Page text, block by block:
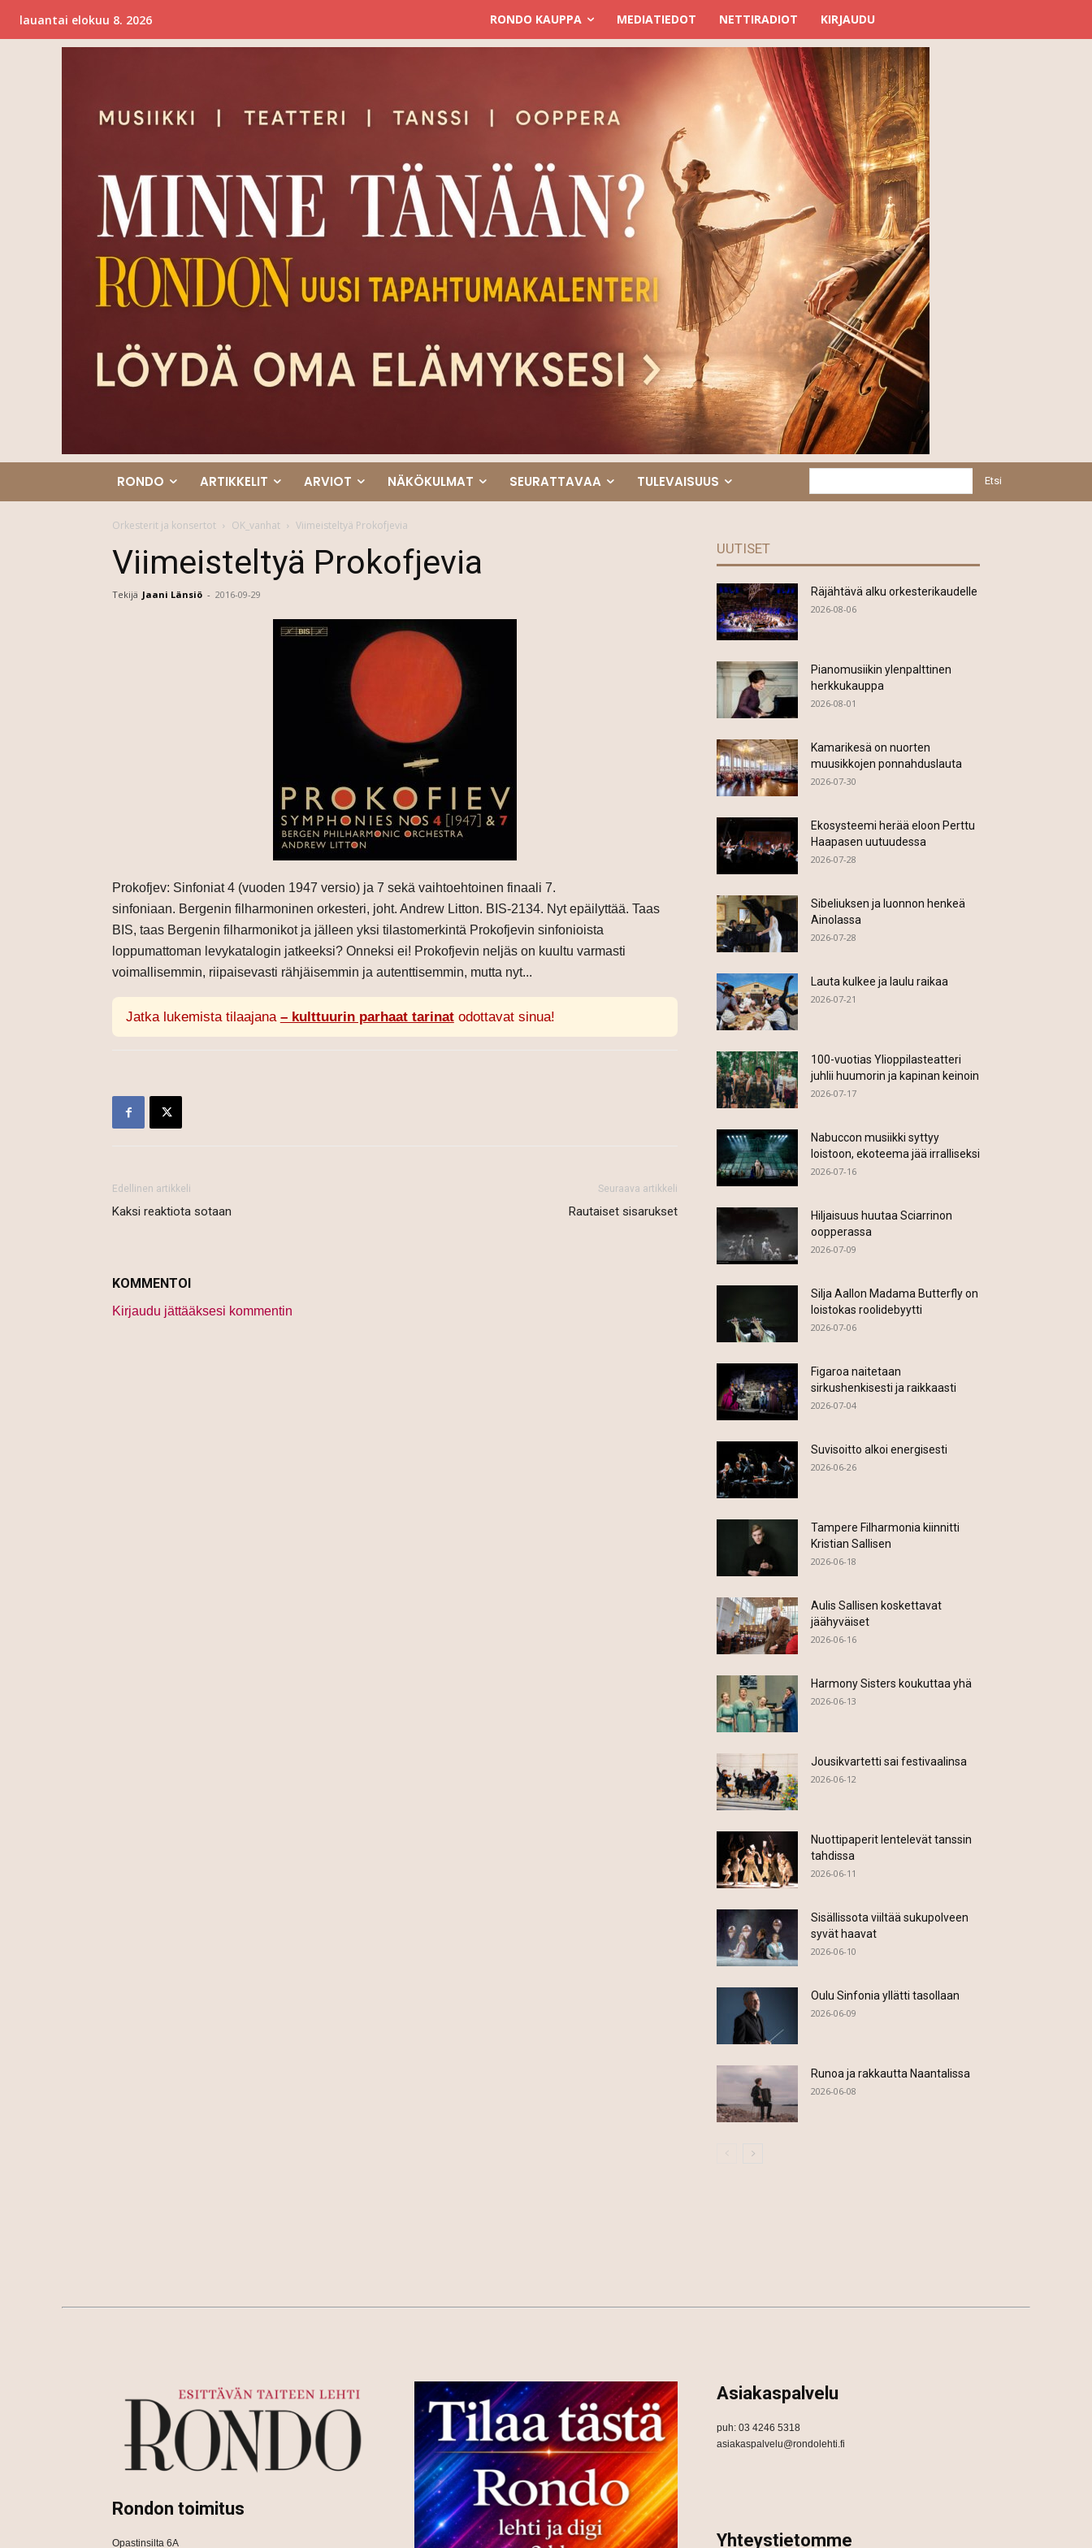
lauantai elokuu 8. 2026 RONDO KAUPPA MEDIATIEDOT NETTIRADIOT KIRJAUDU
RONDO ARTIKKELIT ARVIOT NÄKÖKULMAT SEURATTAVAA TULEVAISUUS Etsi
Orkesterit ja konsertot OK_vanhat Viimeisteltyä Prokofjevia
Viimeisteltyä Prokofjevia
Tekijä Jaani Länsiö - 2016-09-29
Prokofjev: Sinfoniat 4 (vuoden 1947 versio) ja 7 sekä vaihtoehtoinen finaali 7.
sinfoniaan. Bergenin filharmoninen orkesteri, joht. Andrew Litton. BIS-2134. Nyt epäilyttää. Taas
BIS, taas Bergenin filharmonikot ja jälleen yksi tilastomerkintä Prokofjevin sinfonioista
loppumattoman levykatalogin jatkeeksi? Onneksi ei! Prokofjevin neljäs on kuultu varmasti
voimallisemmin, riipaisevasti rähjäisemmin ja autenttisemmin, mutta nyt...
Jatka lukemista tilaajana – kulttuurin parhaat tarinatodottavat sinua!
Edellinen artikkeli
Kaksi reaktiota sotaan
Seuraava artikkeli
Rautaiset sisarukset
KOMMENTOI
Kirjaudu jättääksesi kommentin
UUTISET
Räjähtävä alku orkesterikaudelle
2026-08-06
Pianomusiikin ylenpalttinen
herkkukauppa
2026-08-01
Kamarikesä on nuorten
muusikkojen ponnahduslauta
2026-07-30
Ekosysteemi herää eloon Perttu
Haapasen uutuudessa
2026-07-28
Sibeliuksen ja luonnon henkeä
Ainolassa
2026-07-28
Lauta kulkee ja laulu raikaa
2026-07-21
100-vuotias Ylioppilasteatteri
juhlii huumorin ja kapinan keinoin
2026-07-17
Nabuccon musiikki syttyy
loistoon, ekoteema jää irralliseksi
2026-07-16
Hiljaisuus huutaa Sciarrinon
oopperassa
2026-07-09
Silja Aallon Madama Butterfly on
loistokas roolidebyytti
2026-07-06
Figaroa naitetaan
sirkushenkisesti ja raikkaasti
2026-07-04
Suvisoitto alkoi energisesti
2026-06-26
Tampere Filharmonia kiinnitti
Kristian Sallisen
2026-06-18
Aulis Sallisen koskettavat
jäähyväiset
2026-06-16
Harmony Sisters koukuttaa yhä
2026-06-13
Jousikvartetti sai festivaalinsa
2026-06-12
Nuottipaperit lentelevät tanssin
tahdissa
2026-06-11
Sisällissota viiltää sukupolveen
syvät haavat
2026-06-10
Oulu Sinfonia yllätti tasollaan
2026-06-09
Runoa ja rakkautta Naantalissa
2026-06-08
Rondon toimitus
Opastinsilta 6A
Asiakaspalvelu
puh: 03 4246 5318
asiakaspalvelu@rondolehti.fi
Yhteystietomme